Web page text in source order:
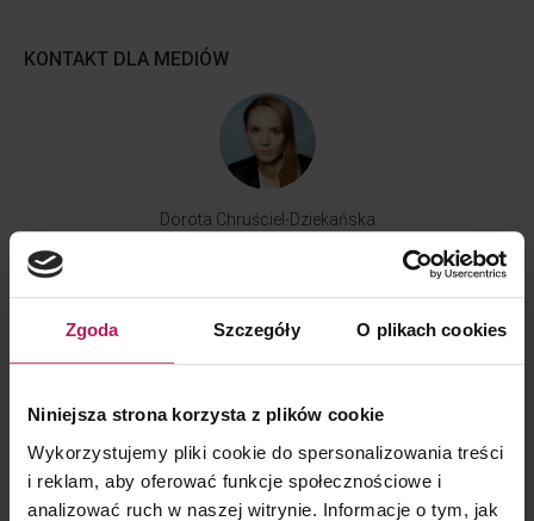
Zgoda Szczegóły O plikach cookies
Niniejsza strona korzysta z plików cookie
Wykorzystujemy pliki cookie do spersonalizowania treści
i reklam, aby oferować funkcje społecznościowe i
analizować ruch w naszej witrynie. Informacje o tym, jak
KONTAKT DLA MEDIÓW
Dorota Chruściel-Dziekańska
WIĘCEJ WIEDZY